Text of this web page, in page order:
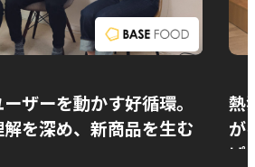
ザーを動かす好循環。
を深め、新商品を生む
熱
が
ぱ